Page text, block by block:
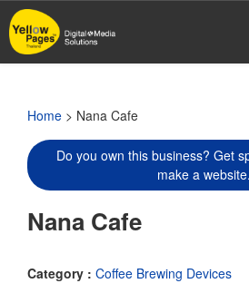
Skip
to
main
Home > Nana Cafe
Do you own this business? Get
make a website.
Nana Cafe
Category : Coffee Brewing Devices